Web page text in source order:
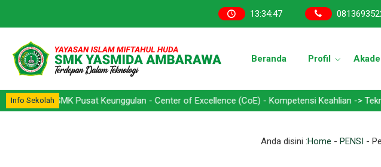
13:34:47
Beranda Profil
Info Sekolah
- SMK Pusat Keunggulan - Center of Excellence (CoE) - Kompetensi Keahlian -> Teknik
Anda disini :Home - PENSI -